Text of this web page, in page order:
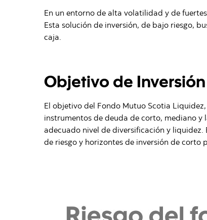
En un entorno de alta volatilidad y de
Esta solución de inversión, de bajo riesgo,
caja.
Objetivo de Inversión
El objetivo del Fondo Mutuo Scotia
instrumentos de deuda de corto, mediano y
adecuado nivel de diversificación y liquidez.
de riesgo y horizontes de inversión de corto